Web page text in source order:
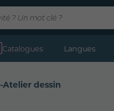
Catalogues Langues
-Atelier dessin